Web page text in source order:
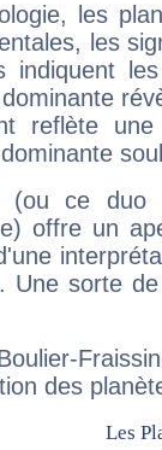
les
les
indiquent
reflète
(ou ce duo
offre un
Une sorte
des